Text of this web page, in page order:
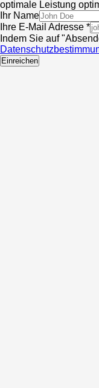
optimale Leistung
Ihr Name
Ihre E-Mail Adresse *
Indem Sie auf